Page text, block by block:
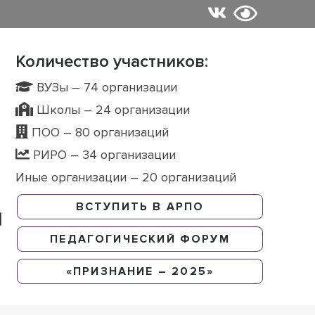
Количество участников:
ВУЗы – 74 организации
Школы – 24 организации
ПОО – 80 организаций
РИРО – 34 организации
Иные организации – 20 организаций
ВСТУПИТЬ В АРПО
ПЕДАГОГИЧЕСКИЙ ФОРУМ
«ПРИЗНАНИЕ – 2025»